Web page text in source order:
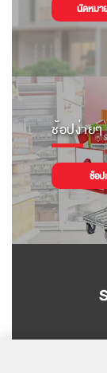
นัดหมา
ช้อปง่าย
ช้อป